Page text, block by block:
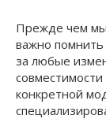
Прежде чем мы
важно помнить
за любые
конкретной